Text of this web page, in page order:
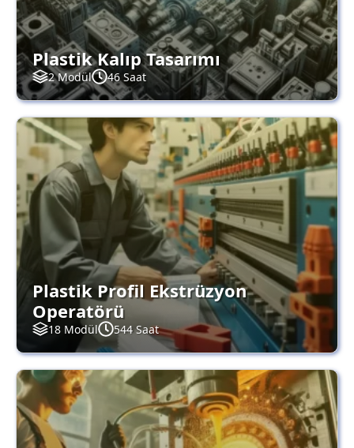
Plastik Kalıp Tasarımı
2 Modül 46 Saat
Plastik Profil Ekstrüzyon
Operatörü
18 Modül 544 Saat